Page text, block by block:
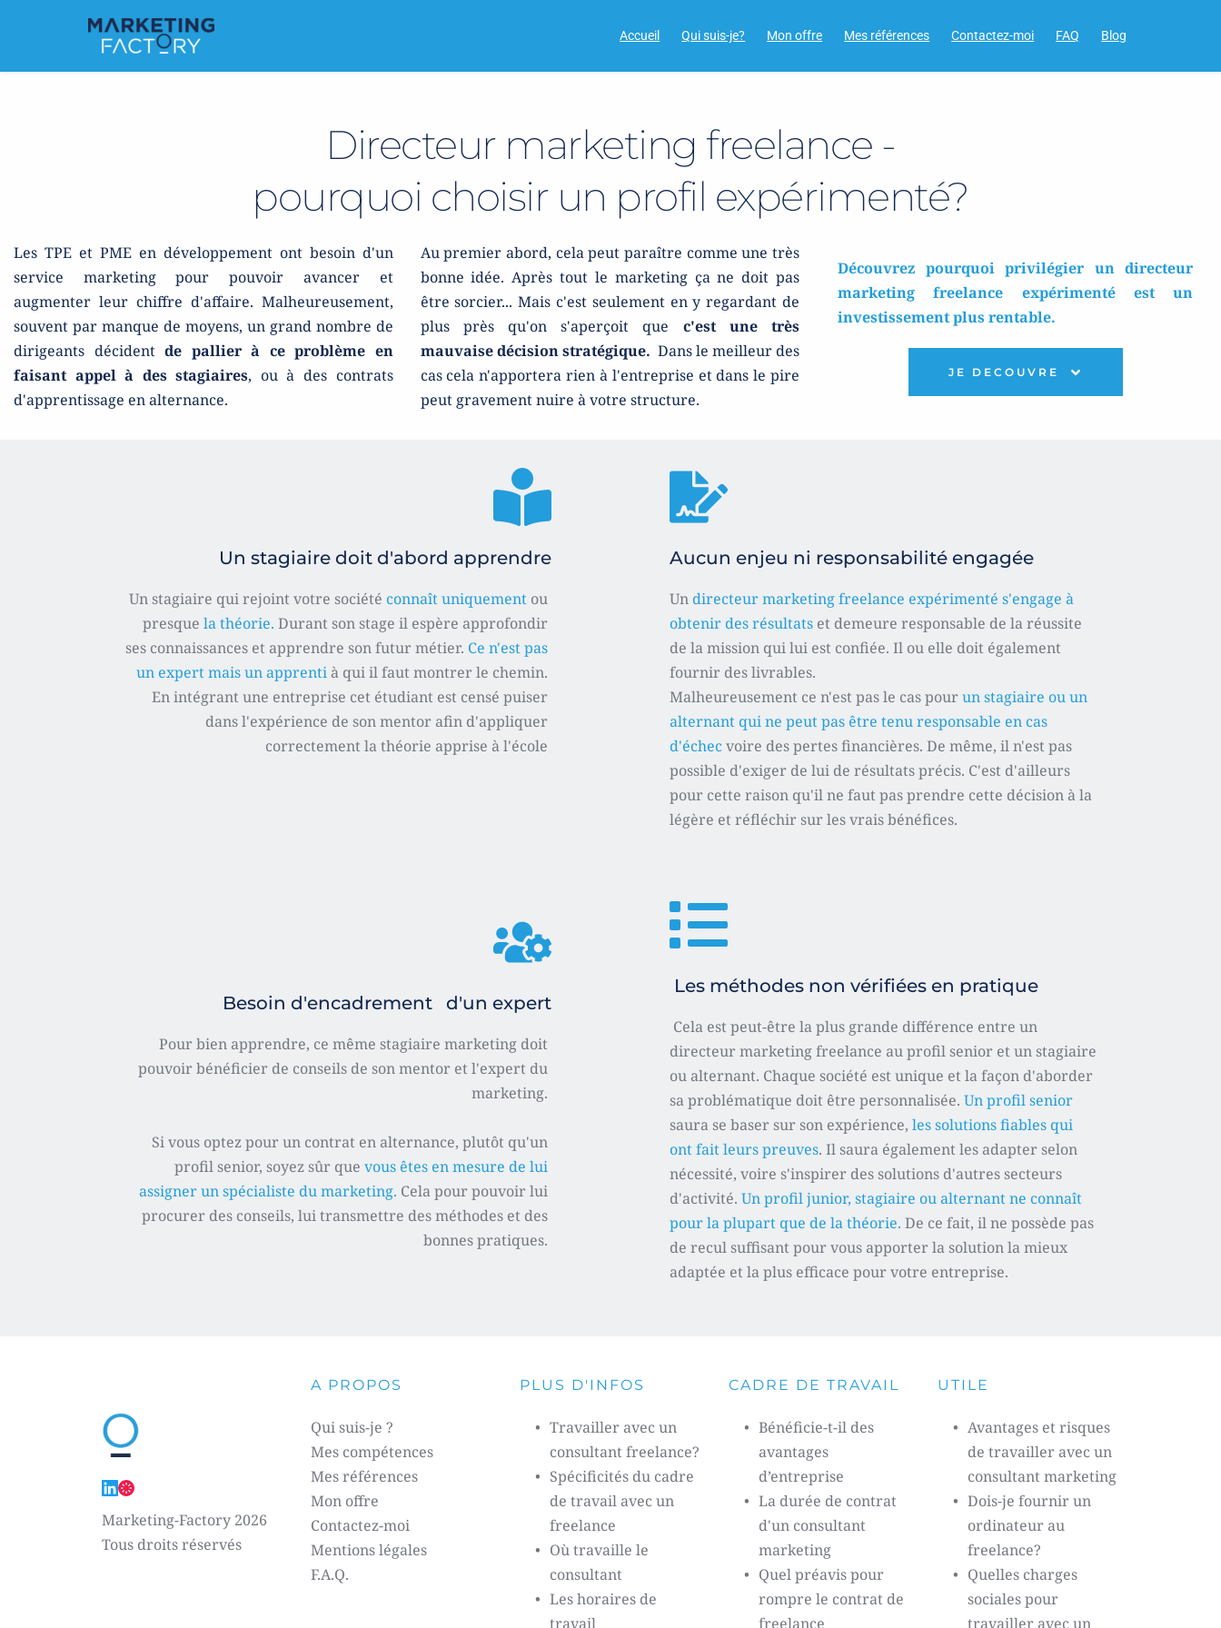
Accueil Qui suis-je? Mon offre Mes références Contactez-moi FAQ Blog
Directeur marketing freelance -
pourquoi choisir un profil expérimenté?
Les TPE et PME en développement ont besoin d'un
service marketing pour pouvoir avancer et
augmenter leur chiffre d'affaire. Malheureusement,
souvent par manque de moyens, un grand nombre de
dirigeants décident de pallier à ce problème en
faisant appel à des stagiaires, ou à des contrats
d'apprentissage en alternance.
Au premier abord, cela peut paraître comme une très
bonne idée. Après tout le marketing ça ne doit pas
être sorcier... Mais c'est seulement en y regardant de
plus près qu'on s'aperçoit que c'est une très
mauvaise décision stratégique. Dans le meilleur des
cas cela n'apportera rien à l'entreprise et dans le pire
peut gravement nuire à votre structure.
Découvrez pourquoi privilégier un directeur
marketing freelance expérimenté est un
investissement plus rentable.
JE DECOUVRE
Un stagiaire doit d'abord apprendre
Un stagiaire qui rejoint votre société connaît uniquement ou
presque la théorie. Durant son stage il espère approfondir
ses connaissances et apprendre son futur métier. Ce n'est pas
un expert mais un apprenti à qui il faut montrer le chemin.
En intégrant une entreprise cet étudiant est censé puiser
dans l'expérience de son mentor afin d'appliquer
correctement la théorie apprise à l'école
Besoin d'encadrement   d'un expert
Pour bien apprendre, ce même stagiaire marketing doit
pouvoir bénéficier de conseils de son mentor et l'expert du
marketing.
Si vous optez pour un contrat en alternance, plutôt qu'un
profil senior, soyez sûr que vous êtes en mesure de lui
assigner un spécialiste du marketing. Celapour pouvoir lui
procurer des conseils, lui transmettre des méthodes et des
bonnes pratiques.
Aucun enjeu ni responsabilité engagée
Un directeur marketing freelance expérimenté s'engage à
obtenir des résultats et demeure responsable de la réussite
de la mission qui lui est confiée. Il ou elle doit également
fournir des livrables.
Malheureusement ce n'est pas le cas pour un stagiaire ou un
alternant qui ne peut pas être tenu responsable en cas
d'échec voire des pertes financières. De même, il n'est pas
possible d'exiger de lui de résultats précis. C'est d'ailleurs
pour cette raison qu'il ne faut pas prendre cette décision à la
légère et réfléchir sur les vrais bénéfices.
Les méthodes non vérifiées en pratique
directeur marketing freelance au profil senior et un stagiaire
ou alternant. Chaque société est unique et la façon d'aborder
sa problématique doit être personnalisée. Un profil senior
saura se baser sur son expérience, les solutions fiables qui
ont fait leurs preuves. Il saura également les adapter selon
nécessité, voire s'inspirer des solutions d'autres secteurs
d'activité. Un profil junior, stagiaire ou alternant ne connaît
pour la plupart que de la théorie. De ce fait, il ne possède pas
de recul suffisant pour vous apporter la solution la mieux
adaptée et la plus efficace pour votre entreprise.
Marketing-Factory 2026
Tous droits réservés
A PROPOS
Qui suis-je ?
Mes compétences
Mes références
Mon offre
Contactez-moi
Mentions légales
F.A.Q.
PLUS D'INFOS
Travailler avec un
consultant freelance?
Spécificités du cadre
de travail avec un
freelance
Où travaille le
consultant
Les horaires de
travail
CADRE DE TRAVAIL
Bénéficie-t-il des
avantages
d’entreprise
La durée de contrat
d'un consultant
marketing
Quel préavis pour
rompre le contrat de
freelance
UTILE
Avantages et risques
de travailler avec un
consultant marketing
Dois-je fournir un
ordinateur au
freelance?
Quelles charges
sociales pour
travailler avec un